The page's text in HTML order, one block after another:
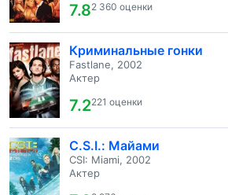
7.82 360 оценки
Криминальные гонки
Fastlane, 2002
Актер
7.2221 оценки
C.S.I.: Майами
CSI: Miami, 2002
Актер